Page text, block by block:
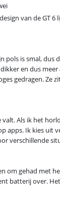
van de GT 6
pols is smal, dus
en dus meer
gedragen. Ze
Als ik het
apps. Ik kies uit
verschillende
om gehad met
batterij over.